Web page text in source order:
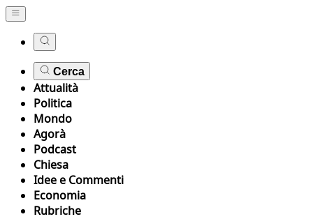
Cerca
Attualità
Politica
Mondo
Agorà
Podcast
Chiesa
Idee e Commenti
Economia
Rubriche